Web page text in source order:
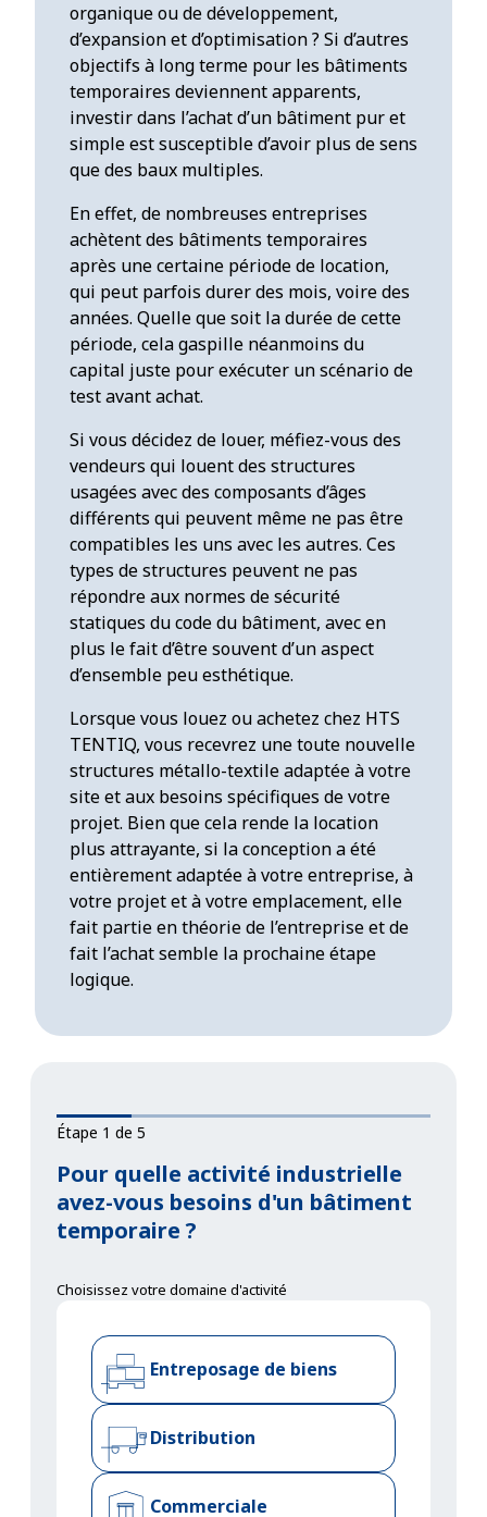
organique ou de développement,
d’expansion et d’optimisation ? Si d’autres
objectifs à long terme pour les bâtiments
temporaires deviennent apparents,
investir dans l’achat d’un bâtiment pur et
simple est susceptible d’avoir plus de sens
que des baux multiples.
En effet, de nombreuses entreprises
achètent des bâtiments temporaires
après une certaine période de location,
qui peut parfois durer des mois, voire des
années. Quelle que soit la durée de cette
période, cela gaspille néanmoins du
capital juste pour exécuter un scénario de
test avant achat.
Si vous décidez de louer, méfiez-vous des
vendeurs qui louent des structures
usagées avec des composants d’âges
différents qui peuvent même ne pas être
compatibles les uns avec les autres. Ces
types de structures peuvent ne pas
répondre aux normes de sécurité
statiques du code du bâtiment, avec en
plus le fait d’être souvent d’un aspect
d’ensemble peu esthétique.
Lorsque vous louez ou achetez chez HTS
TENTIQ, vous recevrez une toute nouvelle
structures métallo-textile adaptée à votre
site et aux besoins spécifiques de votre
projet. Bien que cela rende la location
plus attrayante, si la conception a été
entièrement adaptée à votre entreprise, à
votre projet et à votre emplacement, elle
fait partie en théorie de l’entreprise et de
fait l’achat semble la prochaine étape
logique.
Étape 1 de 5
Pour quelle activité industrielle
avez-vous besoins d'un bâtiment
temporaire ?
Choisissez votre domaine d'activité
Entreposage de biens
Distribution
Commerciale